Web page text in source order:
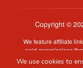
Copyright ©
We feature affiliate
paid commissions
We use cookies to